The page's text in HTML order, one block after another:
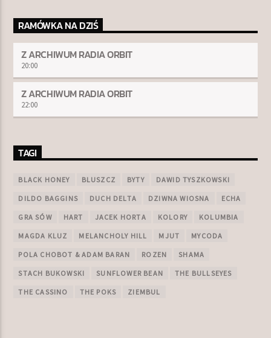
RAMÓWKA NA DZIŚ
Z ARCHIWUM RADIA ORBIT
20:00
Z ARCHIWUM RADIA ORBIT
22:00
TAGI
BLACK HONEY BLUSZCZ BYTY DAWID TYSZKOWSKI
DILDO BAGGINS DUCH DELTA DZIWNA WIOSNA ECHA
GRA SÓW HART JACEK HORTA KOLORY KOLUMBIA
MAGDA KLUZ MELANCHOLY HILL MJUT MYCODA
POLA CHOBOT & ADAM BARAN ROZEN SHAMA
STACH BUKOWSKI SUNFLOWER BEAN THE BULLSEYES
THE CASSINO THE POKS ZIEMBUL